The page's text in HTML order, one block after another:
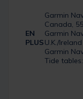
EN
PLUS
Garmin
Canada,
Garmin
U.K./Ireland
Garmin
Tide